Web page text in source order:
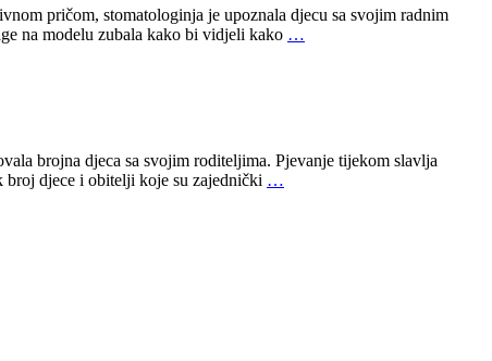
pričom, stomatologinja je upoznala djecu sa svojim radnim
na modelu zubala kako bi vidjeli kako …
brojna djeca sa svojim roditeljima. Pjevanje tijekom slavlja
broj djece i obitelji koje su zajednički …